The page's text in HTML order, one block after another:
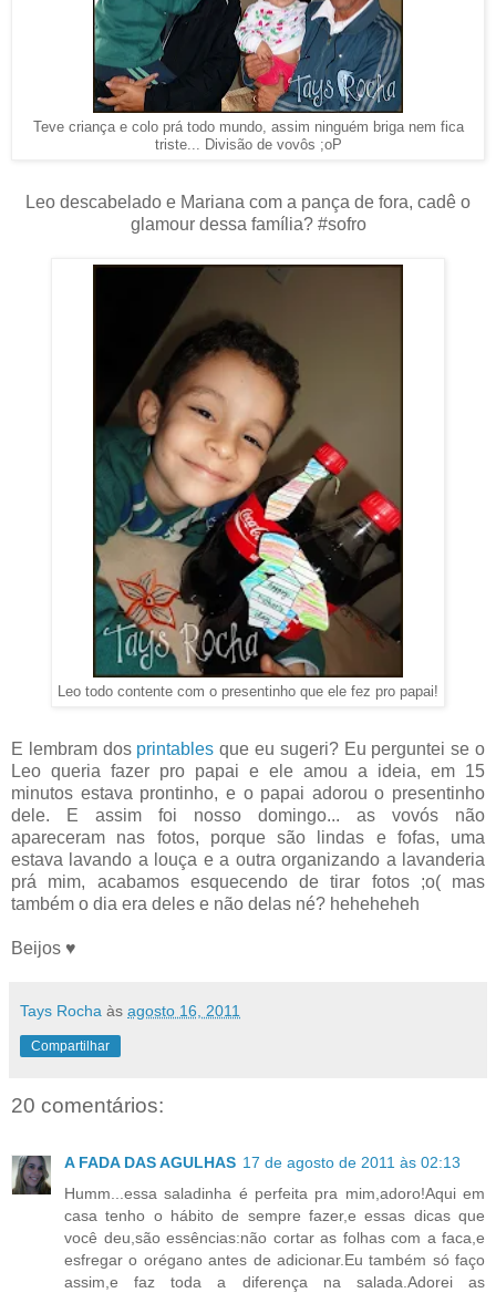
Teve criança e colo prá todo mundo, assim ninguém briga nem fica
triste... Divisão de vovôs ;oP
Leo descabelado e Mariana com a pança de fora, cadê o
glamour dessa família? #sofro
Leo todo contente com o presentinho que ele fez pro papai!
E lembram dos printables que eu sugeri? Eu perguntei se o
Leo queria fazer pro papai e ele amou a ideia, em 15
minutos estava prontinho, e o papai adorou o presentinho
dele. E assim foi nosso domingo... as vovós não
apareceram nas fotos, porque são lindas e fofas, uma
estava lavando a louça e a outra organizando a lavanderia
prá mim, acabamos esquecendo de tirar fotos ;o( mas
também o dia era deles e não delas né? heheheheh
Beijos ♥
Tays Rocha às agosto 16, 2011
Compartilhar
20 comentários:
A FADA DAS AGULHAS 17 de agosto de 2011 às 02:13
Humm...essa saladinha é perfeita pra mim,adoro!Aqui em
casa tenho o hábito de sempre fazer,e essas dicas que
você deu,são essências:não cortar as folhas com a faca,e
esfregar o orégano antes de adicionar.Eu também só faço
assim,e faz toda a diferença na salada.Adorei as